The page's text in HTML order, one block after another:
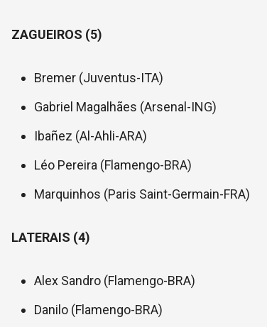
ZAGUEIROS (5)
Bremer (Juventus-ITA)
Gabriel Magalhães (Arsenal-ING)
Ibañez (Al-Ahli-ARA)
Léo Pereira (Flamengo-BRA)
Marquinhos (Paris Saint-Germain-FRA)
LATERAIS (4)
Alex Sandro (Flamengo-BRA)
Danilo (Flamengo-BRA)